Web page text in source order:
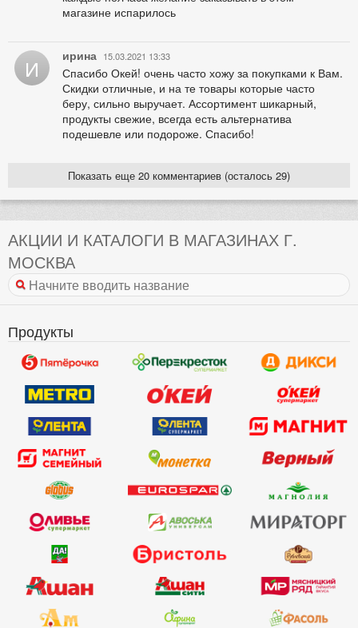
магазине испарилось
И ирина 15.03.2021 13:33
Спасибо Окей! очень часто хожу за покупками к Вам.
Скидки отличные, и на те товары которые часто
беру, сильно выручает. Ассортимент шикарный,
продукты свежие, всегда есть альтернатива
подешевле или подороже. Спасибо!
Показать еще 20 комментариев (осталось 29)
АКЦИИ И КАТАЛОГИ В МАГАЗИНАХ Г.
МОСКВА
Продукты